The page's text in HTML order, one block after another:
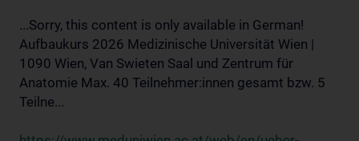
...Sorry, this content is only available in German!
Aufbaukurs 2026 Medizinische Universität Wien |
1090 Wien, Van Swieten Saal und Zentrum für
Anatomie Max. 40 Teilnehmer:innen gesamt bzw. 5
Teilne...